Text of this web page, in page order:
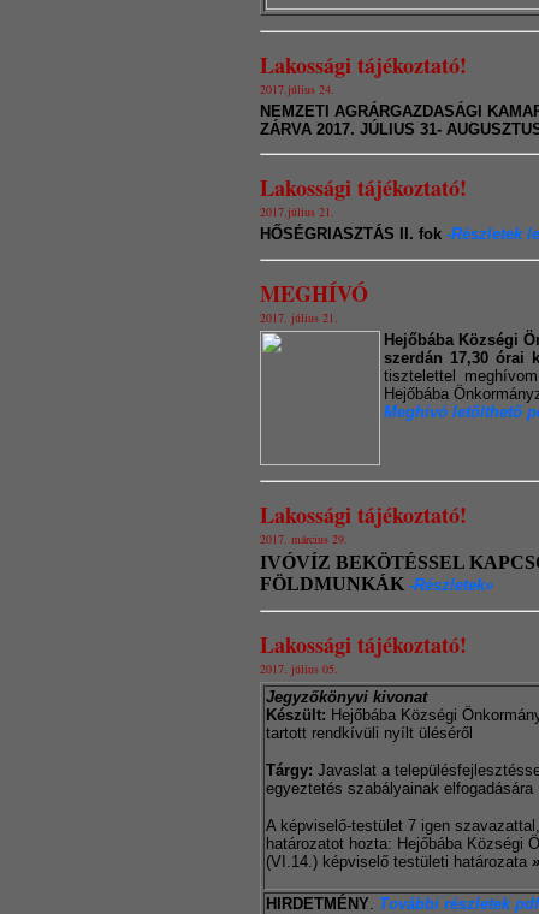
Lakossági tájékoztató!
2017.július 24.
NEMZETI AGRÁRGAZDASÁGI
ZÁRVA 2017. JÚLIUS 31-
Lakossági tájékoztató!
2017.július 21.
HŐSÉGRIASZTÁS II. fok -Részletek
MEGHÍVÓ
2017. július 21.
Hejőbába Községi
szerdán 17,30 órai
tisztelettel
Hejőbába
Meghívó letölthető
Lakossági tájékoztató!
2017. március 29.
IVÓVÍZ BEKÖTÉSSEL
FÖLDMUNKÁK -Részletek»
Lakossági tájékoztató!
2017. július 05.
Jegyzőkönyvi kivonat
Készült: Hejőbába Községi
tartott rendkívüli nyílt üléséről
Tárgy: Javaslat a
egyeztetés szabályainak elfogadására
A képviselő-testület 7 igen
határozatot hozta: Hejőbába Községi
(VI.14.) képviselő testületi határozata »
HIRDETMÉNY. További részletek